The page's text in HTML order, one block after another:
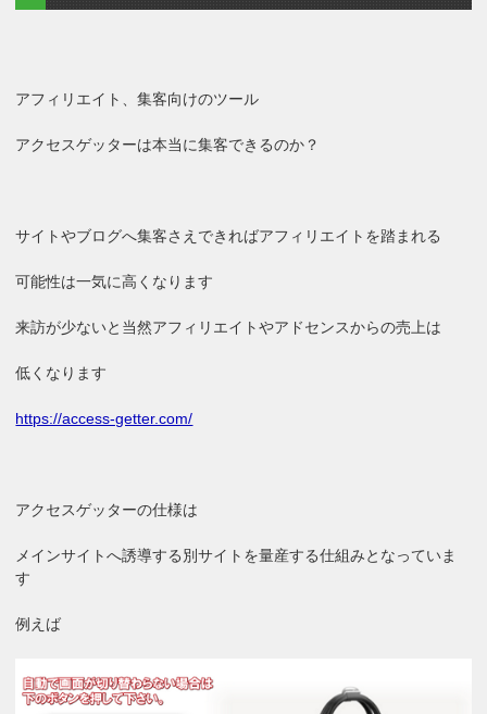
アフィリエイト、集客向けのツール
アクセスゲッターは本当に集客できるのか？
サイトやブログへ集客さえできればアフィリエイトを踏まれる
可能性は一気に高くなります
来訪が少ないと当然アフィリエイトやアドセンスからの売上は
低くなります
https://access-getter.com/
アクセスゲッターの仕様は
メインサイトへ誘導する別サイトを量産する仕組みとなっていま
す
例えば